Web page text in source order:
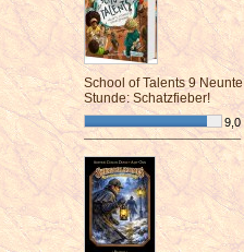
School of Talents 9 Neunte
Stunde: Schatzfieber!
9,0
¯¯¯¯¯¯¯¯¯¯¯¯¯¯¯¯¯¯¯¯¯¯¯¯